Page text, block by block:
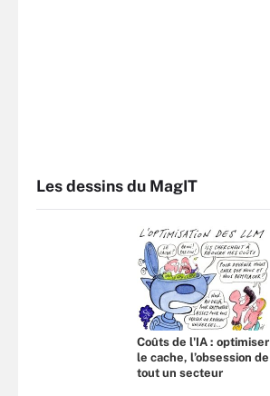
Les dessins du MagIT
Coûts de l'IA : optimiser
le cache, l’obsession de
tout un secteur